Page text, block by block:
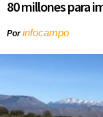
80 millones para
Porinfocampo